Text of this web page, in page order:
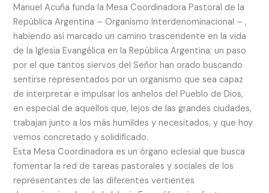
Manuel Acuña funda la Mesa Coordinadora Pastoral de la
República Argentina – Organismo Interdenominacional – ,
habiendo así marcado un camino trascendente en la vida
de la Iglesia Evangélica en la República Argentina; un paso
por el que tantos siervos del Señor han orado buscando
sentirse representados por un organismo que sea capaz
de interpretar e impulsar los anhelos del Pueblo de Dios,
en especial de aquellos que, lejos de las grandes ciudades,
trabajan junto a los más humildes y necesitados, y que hoy
vemos concretado y solidificado.
Esta Mesa Coordinadora es un órgano eclesial que busca
fomentar la red de tareas pastorales y sociales de los
representantes de las diferentes vertientes